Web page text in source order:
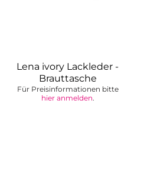
Lena ivory Lackleder -
Brauttasche
Für Preisinformationen bitte
hier anmelden.